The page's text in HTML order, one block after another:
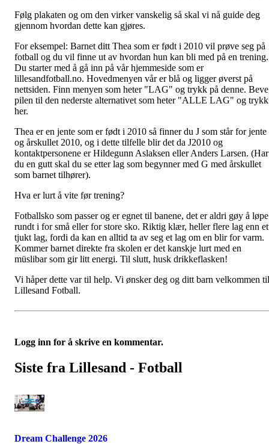
Følg plakaten og om den virker vanskelig så skal vi nå guide deg
gjennom hvordan dette kan gjøres.
For eksempel: Barnet ditt Thea som er født i 2010 vil prøve seg på
fotball og du vil finne ut av hvordan hun kan bli med på en trening.
Du starter med å gå inn på vår hjemmeside som er
lillesandfotball.no. Hovedmenyen vår er blå og ligger øverst på
nettsiden. Finn menyen som heter "LAG" og trykk på denne.
pilen til den nederste alternativet som heter "ALLE LAG" og trykk
her.
Thea er en jente som er født i 2010 så finner du J som står for jente
og årskullet 2010, og i dette tilfelle blir det da J2010 og
kontaktpersonene er Hildegunn Aslaksen eller Anders Larsen. (Har
du en gutt skal du se etter lag som begynner med G med årskullet
som barnet tilhører).
Hva er lurt å vite før trening?
Fotballsko som passer og er egnet til banene, det er aldri gøy å løpe
rundt i for små eller for store sko. Riktig klær, heller flere lag enn
tjukt lag, fordi da kan en alltid ta av seg et lag om en blir for varm.
Kommer barnet direkte fra skolen er det kanskje lurt med en
müslibar som gir litt energi. Til slutt, husk drikkeflasken!
Vi håper dette var til help. Vi ønsker deg og ditt barn velkommen til
Lillesand Fotball.
Logg inn for å skrive en kommentar.
Siste fra Lillesand - Fotball
Dream Challenge 2026